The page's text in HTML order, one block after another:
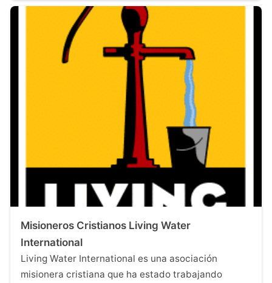
Misioneros Cristianos Living Water
International
Living Water International es una asociación
misionera cristiana que ha estado trabajando